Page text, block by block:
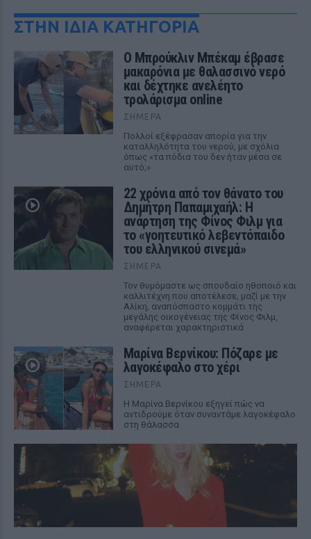
ΣΤΗΝ ΙΔΙΑ ΚΑΤΗΓΟΡΙΑ
Ο Μπρούκλιν Μπέκαμ έβρασε
μακαρόνια με θαλασσινό νερό
και δέχτηκε ανελέητο
τρολάρισμα online
ΣΉΜΕΡΑ
Πολλοί εξέφρασαν απορία για την
καταλληλότητα του νερού, με σχόλια
όπως «τα πόδια του δεν ήταν μέσα σε
αυτό;»
22 χρόνια από τον θάνατο του
Δημήτρη Παπαμιχαήλ: Η
ανάρτηση της Φίνος Φιλμ για
το «γοητευτικό λεβεντόπαιδο
του ελληνικού σινεμά»
ΣΉΜΕΡΑ
Τον θυμόμαστε ως σπουδαίο ηθοποιό και
καλλιτέχνη που αποτέλεσε, μαζί με την
Αλίκη, αναπόσπαστο κομμάτι της
μεγάλης οικογένειας της Φίνος Φιλμ,
αναφέρεται χαρακτηριστικά
Μαρίνα Βερνίκου: Πόζαρε με
λαγοκέφαλο στο χέρι
ΣΉΜΕΡΑ
Η Μαρίνα Βερνίκου εξηγεί πώς να
αντιδρούμε όταν συναντάμε λαγοκέφαλο
στη θάλασσα